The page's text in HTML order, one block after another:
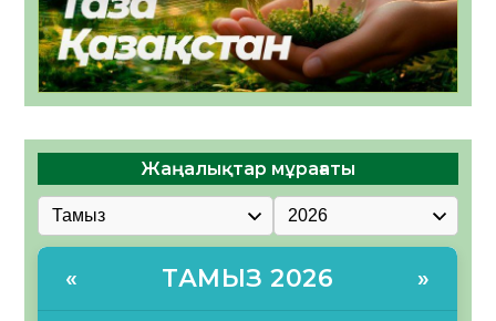
Жаңалықтар мұрағаты
« ТАМЫЗ 2026 »